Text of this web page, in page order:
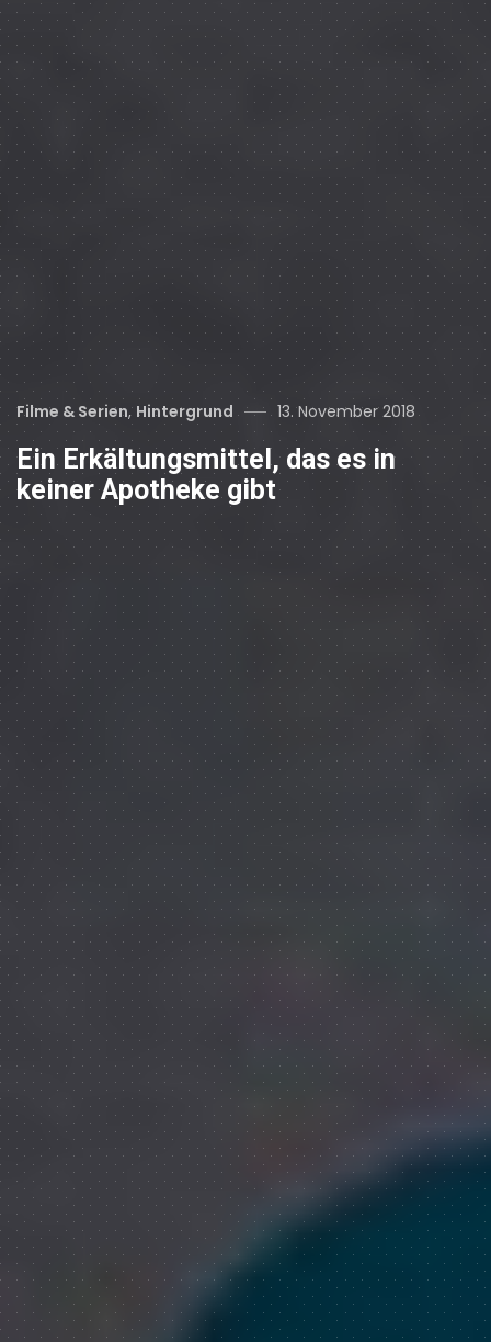
Categories
Filme & Serien, Hintergrund
Posted
on
13. November 2018
Ein Erkältungsmittel, das es in
keiner Apotheke gibt